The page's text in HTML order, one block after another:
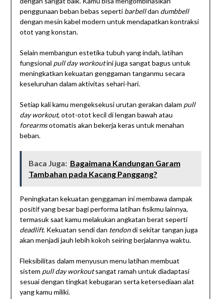
penggunaan beban bebas seperti barbelldan dumbbell
dengan mesin kabel modern untuk mendapatkan kontraksi
otot yang konstan.
Selain membangun estetika tubuh yang indah, latihan
fungsional pull day workoutini juga sangat bagus untuk
meningkatkan kekuatan genggaman tanganmu secara
keseluruhan dalam aktivitas sehari-hari.
Setiap kali kamu mengeksekusi urutan gerakan dalam pull
day workout, otot-otot kecil di lengan bawah atau
forearmsotomatis akan bekerja keras untuk menahan
beban.
Baca Juga: Bagaimana Kandungan Garam
Tambahan pada Kacang Panggang?
Peningkatan kekuatan genggaman ini membawa dampak
positif yang besar bagi performa latihan fisikmu lainnya,
termasuk saat kamu melakukan angkatan berat seperti
deadlift. Kekuatan sendi dan tendondi sekitar tangan juga
akan menjadi jauh lebih kokoh seiring berjalannya waktu.
Fleksibilitas dalam menyusun menu latihan membuat
sistem pull day workoutsangat ramah untuk diadaptasi
sesuai dengan tingkat kebugaran serta ketersediaan alat
yang kamu miliki.